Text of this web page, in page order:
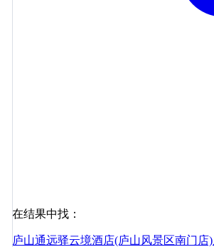
在结果中找：
庐山通远驿云境酒店(庐山风景区南门店)